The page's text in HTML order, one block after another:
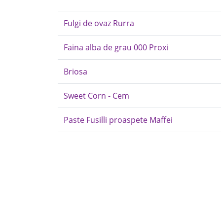
Fulgi de ovaz Rurra
Faina alba de grau 000 Proxi
Briosa
Sweet Corn - Cem
Paste Fusilli proaspete Maffei